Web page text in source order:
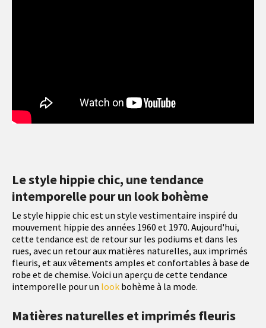
Le style hippie chic, une tendance
intemporelle pour un look bohème
Le style hippie chic est un style vestimentaire inspiré du
mouvement hippie des années 1960 et 1970. Aujourd'hui,
cette tendance est de retour sur les podiums et dans les
rues, avec un retour aux matières naturelles, aux imprimés
fleuris, et aux vêtements amples et confortables à base de
robe et de chemise. Voici un aperçu de cette tendance
intemporelle pour un look bohème à la mode.
Matières naturelles et imprimés fleuris